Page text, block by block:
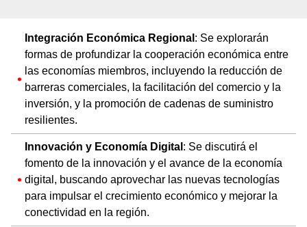
Integración Económica Regional: Se explorarán
formas de profundizar la cooperación económica entre
las economías miembros, incluyendo la reducción de
barreras comerciales, la facilitación del comercio y la
inversión, y la promoción de cadenas de suministro
resilientes.
Innovación y Economía Digital: Se discutirá el
fomento de la innovación y el avance de la economía
digital, buscando aprovechar las nuevas tecnologías
para impulsar el crecimiento económico y mejorar la
conectividad en la región.